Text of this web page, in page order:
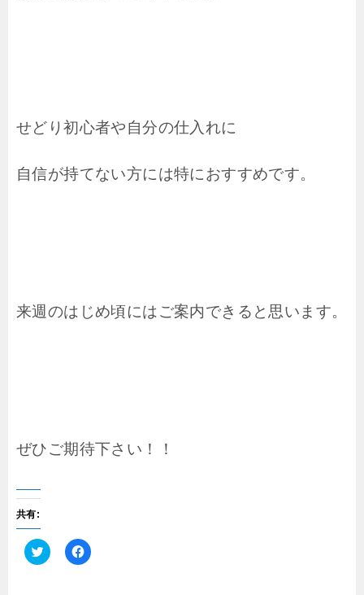
せどり初心者や自分の仕入れに
自信が持てない方には特におすすめです。
来週のはじめ頃にはご案内できると思います。
ぜひご期待下さい！！
共有:
ク F